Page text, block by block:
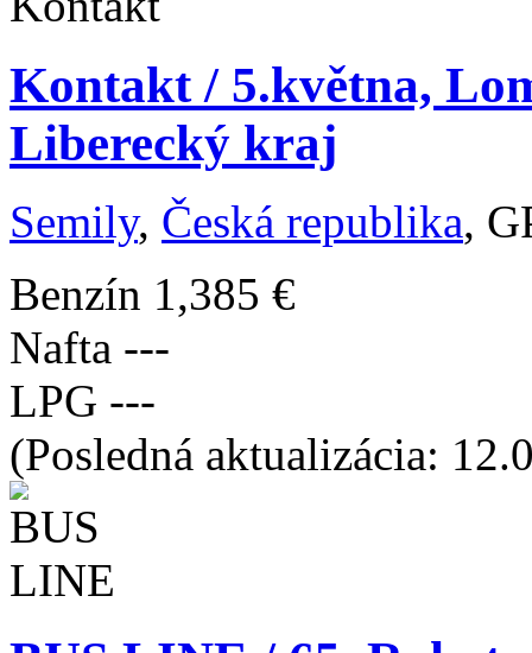
Kontakt / 5.května,
Liberecký kraj
Semily, Česká republika,
Benzín 1,385 €
Nafta ---
LPG ---
(Posledná aktualizácia: